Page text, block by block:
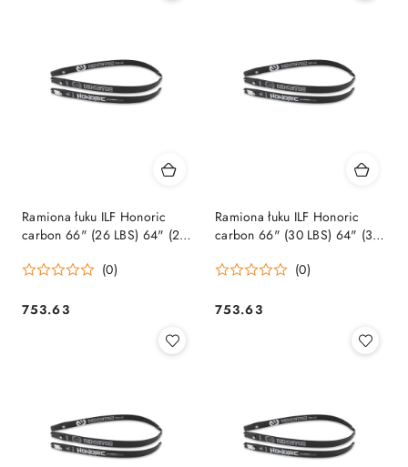
Ramiona łuku ILF Honoric
carbon 66" (26 LBS) 64" (28
(0)
Cena:
753.63
Ramiona łuku ILF Honoric
carbon 66" (30 LBS) 64" (32
(0)
Cena:
753.63